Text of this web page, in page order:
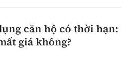
căn hộ có thời hạn:
giá không?